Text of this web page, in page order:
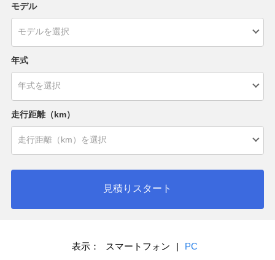
モデル
年式
走行距離（km）
見積りスタート
表示： スマートフォン | PC